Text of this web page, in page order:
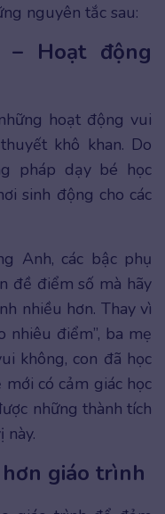
nguyên tắc sau:
– Hoạt động
hoạt động vui
khô khan. Do
pháp dạy bé học
sinh động cho các
Anh, các bậc phụ
đề điểm số mà hãy
nhiều hơn. Thay vì
nhiêu điểm”, ba mẹ
không, con đã học
mới có cảm giác học
những thành tích
này.
giáo trình